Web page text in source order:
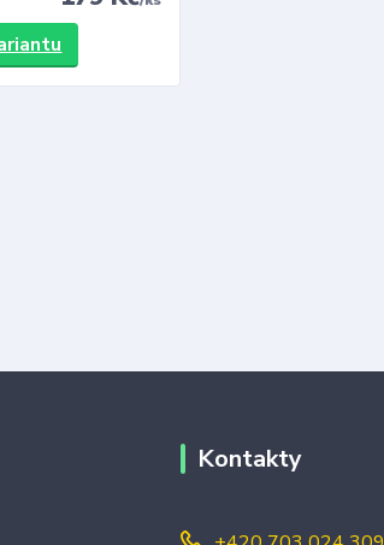
Kontakty